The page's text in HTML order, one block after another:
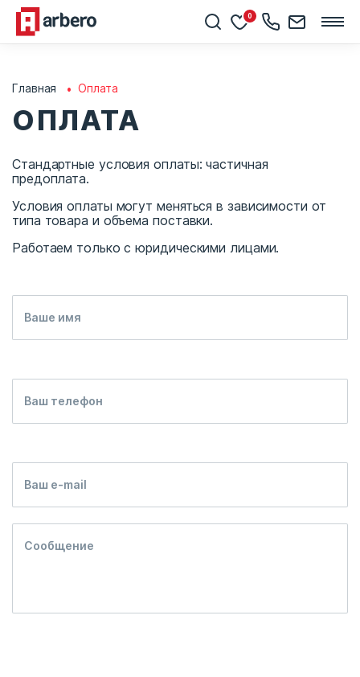
0
Главная Оплата
ОПЛАТА
Стандартные условия оплаты: частичная
предоплата.
Условия оплаты могут меняться в зависимости от
типа товара и объема поставки.
Работаем только с юридическими лицами.
Ваше имя
Ваш телефон
Ваш e-mail
Сообщение